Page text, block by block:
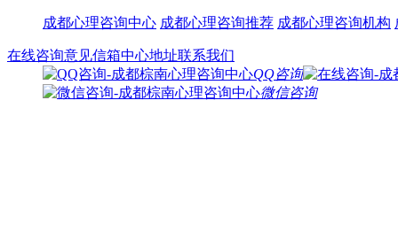
成都心理咨询中心 成都心理咨询推荐 成都心理咨询机构
在线咨询意见信箱中心地址联系我们
QQ咨询
微信咨询